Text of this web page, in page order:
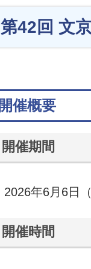
第42回 文
開催概要
開催期間
2026年6月6日
開催時間